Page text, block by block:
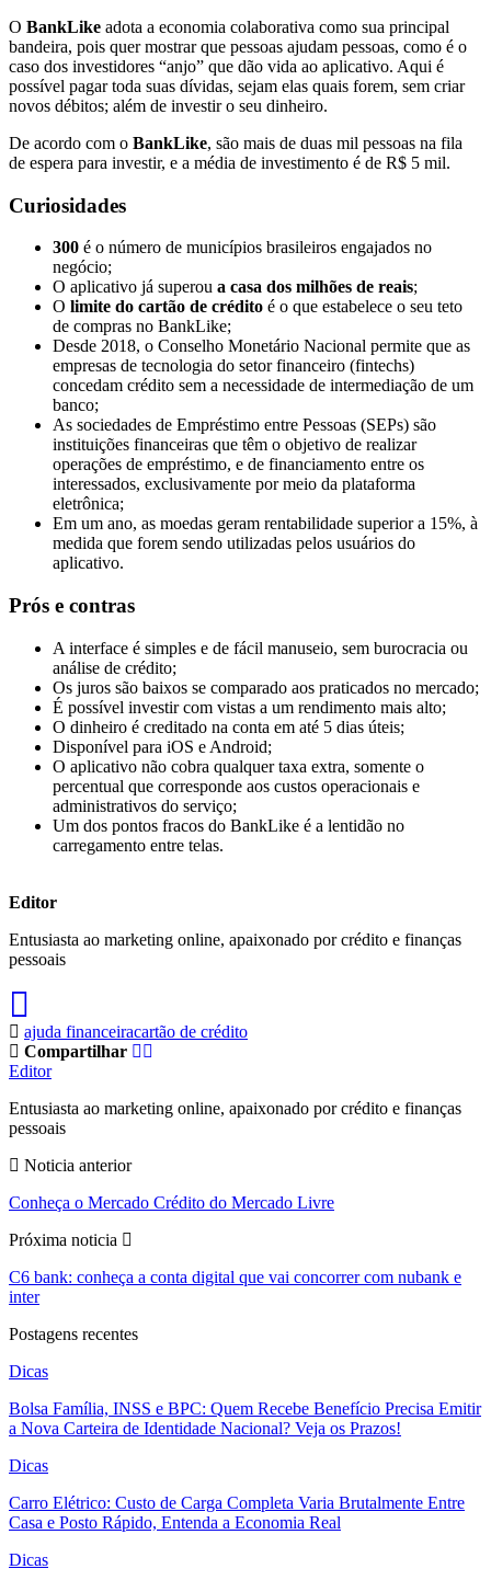
O BankLike adota a economia colaborativa como sua principal
bandeira, pois quer mostrar que pessoas ajudam pessoas, como é o
caso dos investidores “anjo” que dão vida ao aplicativo. Aqui é
possível pagar toda suas dívidas, sejam elas quais forem, sem criar
novos débitos; além de investir o seu dinheiro.
De acordo com o BankLike, são mais de duas mil pessoas na fila
de espera para investir, e a média de investimento é de R$ 5 mil.
Curiosidades
300 é o número de municípios brasileiros engajados no
negócio;
O aplicativo já superou a casa dos milhões de reais;
O limite do cartão de crédito é o que estabelece o seu teto
de compras no BankLike;
Desde 2018, o Conselho Monetário Nacional permite que as
empresas de tecnologia do setor financeiro (fintechs)
concedam crédito sem a necessidade de intermediação de um
banco;
As sociedades de Empréstimo entre Pessoas (SEPs) são
instituições financeiras que têm o objetivo de realizar
operações de empréstimo, e de financiamento entre os
interessados, exclusivamente por meio da plataforma
eletrônica;
Em um ano, as moedas geram rentabilidade superior a 15%, à
medida que forem sendo utilizadas pelos usuários do
aplicativo.
Prós e contras
A interface é simples e de fácil manuseio, sem burocracia ou
análise de crédito;
Os juros são baixos se comparado aos praticados no mercado;
É possível investir com vistas a um rendimento mais alto;
O dinheiro é creditado na conta em até 5 dias úteis;
Disponível para iOS e Android;
O aplicativo não cobra qualquer taxa extra, somente o
percentual que corresponde aos custos operacionais e
administrativos do serviço;
Um dos pontos fracos do BankLike é a lentidão no
carregamento entre telas.
Editor
Entusiasta ao marketing online, apaixonado por crédito e finanças
pessoais
ajuda financeiracartão de crédito
Compartilhar
Editor
Entusiasta ao marketing online, apaixonado por crédito e finanças
pessoais
Noticia anterior
Conheça o Mercado Crédito do Mercado Livre
Próxima noticia
C6 bank: conheça a conta digital que vai concorrer com nubank e
inter
Postagens recentes
Dicas
Bolsa Família, INSS e BPC: Quem Recebe Benefício Precisa Emitir
a Nova Carteira de Identidade Nacional? Veja os Prazos!
Dicas
Carro Elétrico: Custo de Carga Completa Varia Brutalmente Entre
Casa e Posto Rápido, Entenda a Economia Real
Dicas